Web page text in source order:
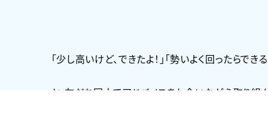
「少し高いけど、できたよ！」「勢いよく回ったらできる
と、友だち同士でアドバイスをし合いながら取り組